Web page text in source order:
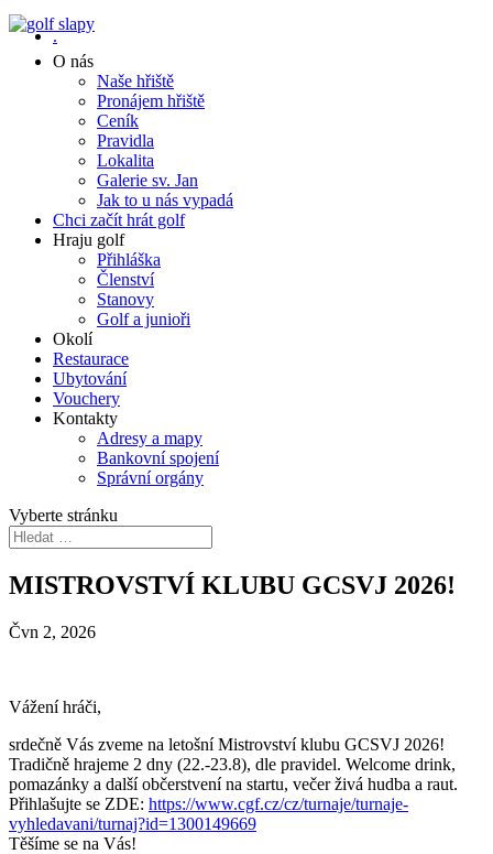
.
O nás
Naše hřiště
Pronájem hřiště
Ceník
Pravidla
Lokalita
Galerie sv. Jan
Jak to u nás vypadá
Chci začít hrát golf
Hraju golf
Přihláška
Členství
Stanovy
Golf a junioři
Okolí
Restaurace
Ubytování
Vouchery
Kontakty
Adresy a mapy
Bankovní spojení
Správní orgány
Vyberte stránku
MISTROVSTVÍ KLUBU GCSVJ 2026!
Čvn 2, 2026
Vážení hráči,
srdečně Vás zveme na letošní Mistrovství klubu GCSVJ 2026!
Tradičně hrajeme 2 dny (22.-23.8), dle pravidel. Welcome drink,
pomazánky a další občerstvení na startu, večer živá hudba a raut.
Přihlašujte se ZDE: https://www.cgf.cz/cz/turnaje/turnaje-
vyhledavani/turnaj?id=1300149669
Těšíme se na Vás!